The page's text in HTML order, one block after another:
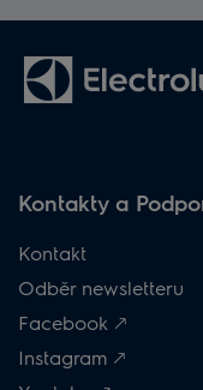
Kontakty a
Kontakt
Odběr newsletteru
Facebook 🡕
Instagram 🡕